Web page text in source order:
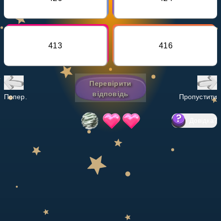
НАВЧАЛЬНИЙ ПЛАН
413 416
Попер.
Перевірити
відповідь
Пропустити
?